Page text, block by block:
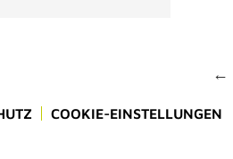
←
COOKIE-EINSTELLUNGEN